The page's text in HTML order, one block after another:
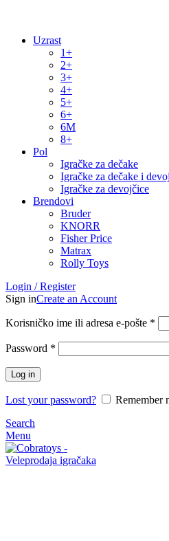
Uzrast
1+
2+
3+
4+
5+
6+
6M
8+
Pol
Igračke za dečake
Igračke za dečake i
Igračke za devojčice
Brendovi
Bruder
KNORR
Fisher Price
Matrax
Rolly Toys
Login / Register
Sign inCreate an Account
Korisničko ime ili adresa e-pošte *
Password *
Log in
Lost your password?
Remember
Search
Menu